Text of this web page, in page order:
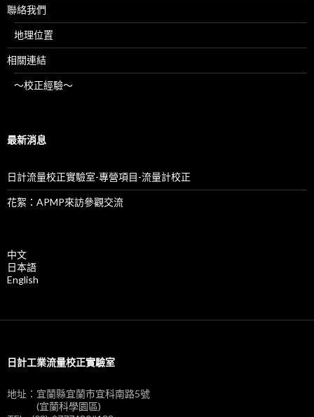
聯絡我們
地理位置
相關連結
～校正經驗～
最新消息
日計流量校正實驗室-專營項目-流量計校正
花絮：APMP來訪參觀交流
中文
日本語
English
日計工業流量校正實驗室
地址：宜蘭縣宜蘭市宜科南路5號
(宜蘭科學園區)